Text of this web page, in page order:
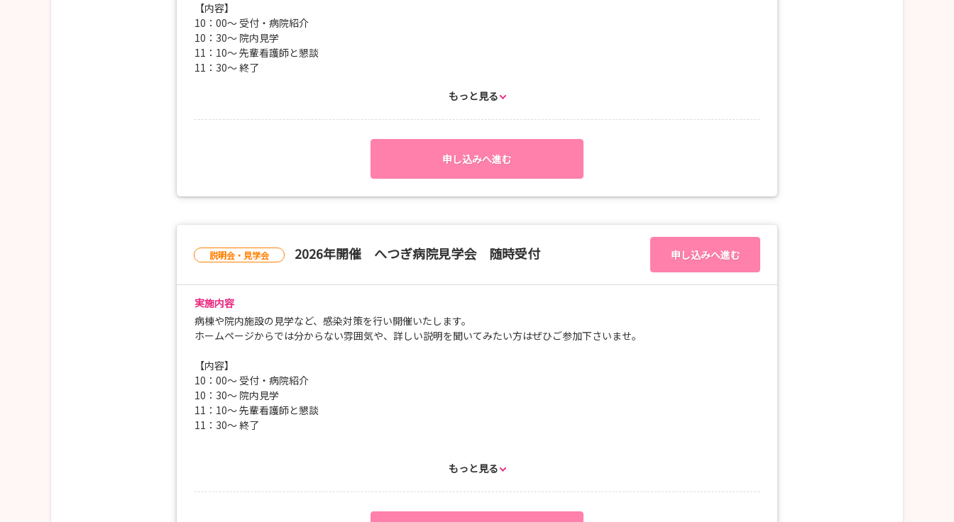
【内容】
10：00〜 受付・病院紹介
10：30〜 院内見学
11：10〜 先輩看護師と懇談
11：30〜 終了
お一人でも、お友達と一緒でも大歓迎です。
※予約が埋まっていたり申込期限が過ぎてしまっている場合は直接ご連絡いただくか、
もっと見る
申し込みへ進む
説明会・見学会 2026年開催 へつぎ病院見学会 随時受付 申し込みへ進む
実施内容
病棟や院内施設の見学など、感染対策を行い開催いたします。
ホームページからでは分からない雰囲気や、詳しい説明を聞いてみたい方はぜひご参加下さいませ。
【内容】
10：00〜 受付・病院紹介
10：30〜 院内見学
11：10〜 先輩看護師と懇談
11：30〜 終了
参加者にはクオカードプレゼントしています。
もっと見る